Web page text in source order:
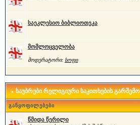
საეკლესიო ბიბლიოთეკა
მომლოცველობა
მოდერატორი: სოფი
საუბრები რელიგიური საკითხების გარშემო
განყოფილებები
წმიდა წერილი